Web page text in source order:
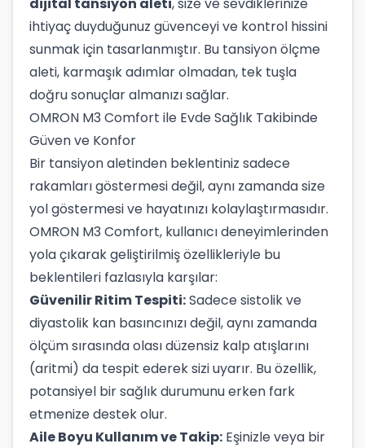
ihtiyaç duyduğunuz güvenceyi ve kontrol hissini
sunmak için tasarlanmıştır. Bu tansiyon ölçme
aleti, karmaşık adımlar olmadan, tek tuşla
doğru sonuçlar almanızı sağlar.
OMRON M3 Comfort ile Evde Sağlık Takibinde
Güven ve Konfor
Bir tansiyon aletinden beklentiniz sadece
rakamları göstermesi değil, aynı zamanda size
yol göstermesi ve hayatınızı kolaylaştırmasıdır.
OMRON M3 Comfort, kullanıcı deneyimlerinden
yola çıkarak geliştirilmiş özellikleriyle bu
beklentileri fazlasıyla karşılar:
Güvenilir Ritim Tespiti:Sadece sistolik ve
diyastolik kan basıncınızı değil, aynı zamanda
ölçüm sırasında olası düzensiz kalp atışlarını
(aritmi) da tespit ederek sizi uyarır. Bu özellik,
potansiyel bir sağlık durumunu erken fark
etmenize destek olur.
Aile Boyu Kullanım ve Takip: Eşinizle veya bir